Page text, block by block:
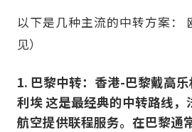
以下是几种主流的中转方案：
见）
1. 巴黎中转：香港-巴黎戴高
利埃 这是最经典的中转路线，
航空提供联程服务。在巴黎通